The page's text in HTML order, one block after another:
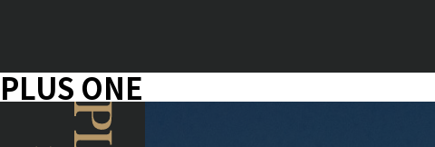
PLUS ONE